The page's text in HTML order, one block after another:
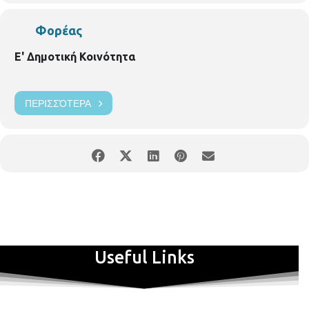
Φορέας
Ε' Δημοτική Κοινότητα
ΠΕΡΙΣΣΌΤΕΡΑ
Useful Links